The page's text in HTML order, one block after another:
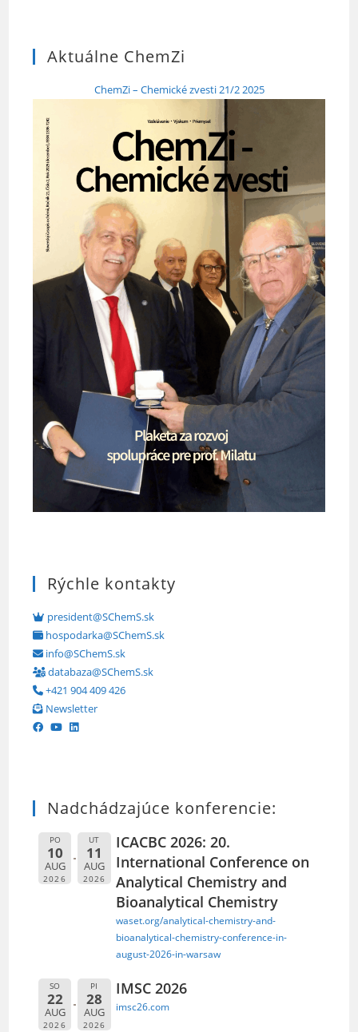
Aktuálne ChemZi
ChemZi – Chemické zvesti 21/2 2025
Rýchle kontakty
president@SChemS.sk
hospodarka@SChemS.sk
info@SChemS.sk
databaza@SChemS.sk
+421 904 409 426
Newsletter
Nadchádzajúce konferencie:
PO
10
AUG
2026
UT
11
AUG
2026
ICACBC 2026: 20.
International Conference on
Analytical Chemistry and
Bioanalytical Chemistry
waset.org/analytical-chemistry-and-
bioanalytical-chemistry-conference-in-
august-2026-in-warsaw
SO
22
AUG
2026
PI
28
AUG
2026
IMSC 2026
imsc26.com